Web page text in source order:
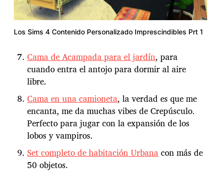
Los Sims 4 Contenido Personalizado Imprescindibles Prt 1
Cama de Acampada para el jardín, para
cuando entra el antojo para dormir al aire
libre.
Cama en una camioneta, la verdad es que me
encanta, me da muchas vibes de Crepúsculo.
Perfecto para jugar con la expansión de los
lobos y vampiros.
Set completo de habitación Urbanacon más de
50 objetos.